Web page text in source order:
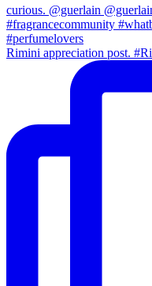
Rimini appreciation post.